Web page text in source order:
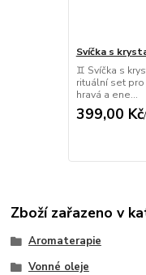
Svíčka s
♊ Svíčka s
rituální set
hravá a ene...
399,00 Kč/
Zboží zařazeno v
Aromaterapie
Vonné oleje